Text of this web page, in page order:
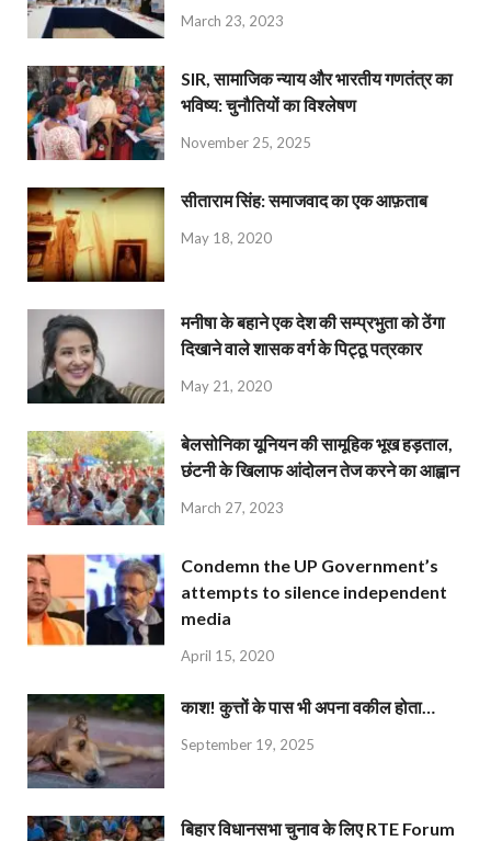
March 23, 2023
SIR, सामाजिक न्याय और भारतीय गणतंत्र का
भविष्य: चुनौतियों का विश्लेषण
November 25, 2025
सीताराम सिंह: समाजवाद का एक आफ़ताब
May 18, 2020
मनीषा के बहाने एक देश की सम्प्रभुता को ठेंगा
दिखाने वाले शासक वर्ग के पिट्ठू पत्रकार
May 21, 2020
बेलसोनिका यूनियन की सामूहिक भूख हड़ताल,
छंटनी के खिलाफ आंदोलन तेज करने का आह्वान
March 27, 2023
Condemn the UP Government’s
attempts to silence independent
media
April 15, 2020
काश! कुत्तों के पास भी अपना वकील होता…
September 19, 2025
बिहार विधानसभा चुनाव के लिए RTE Forum